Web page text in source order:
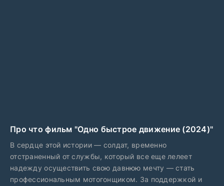
Про что фильм "Одно быстрое движение (2024)"
В сердце этой истории — солдат, временно
отстраненный от службы, который все еще лелеет
надежду осуществить свою давнюю мечту — стать
профессиональным мотогонщиком. За поддержкой и